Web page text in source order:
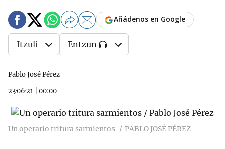
Pablo José Pérez
23·06·21
00:00
Añádenos en Google
Itzuli Entzun
Un operario tritura sarmientos PABLO JOSÉ PÉREZ